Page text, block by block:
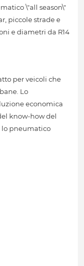
\"all season\"
piccole strade e
e diametri da R14
per veicoli che
Lo
economica
know-how del
lo pneumatico